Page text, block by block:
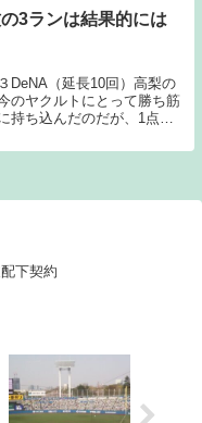
3ランは結果的には
DeNA（延長10回）高梨の
のヤクルトにとって勝ち筋
持ち込んだのだが、1点が
マウンドに上がったバウマ
下契約